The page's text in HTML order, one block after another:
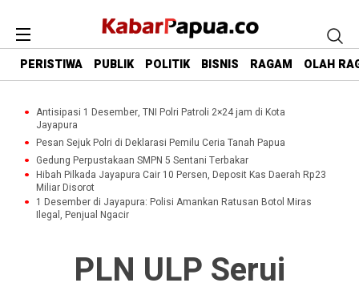
PERISTIWA PUBLIK POLITIK BISNIS RAGAM OLAH
Antisipasi 1 Desember, TNI Polri Patroli 2×24 jam di Kota
Jayapura
Pesan Sejuk Polri di Deklarasi Pemilu Ceria Tanah Papua
Gedung Perpustakaan SMPN 5 Sentani Terbakar
Hibah Pilkada Jayapura Cair 10 Persen, Deposit Kas Daerah Rp23
Miliar Disorot
1 Desember di Jayapura: Polisi Amankan Ratusan Botol Miras
Ilegal, Penjual Ngacir
PLN ULP Serui